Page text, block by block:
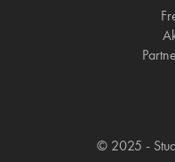
© 2025 -